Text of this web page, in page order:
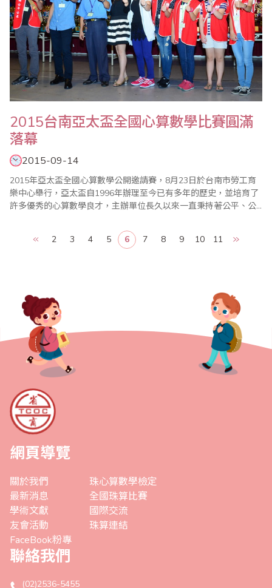
2015台南亞太盃全國心算數學比賽圓滿
落幕
2015-09-14
2015年亞太盃全國心算數學公開邀請賽，8月23日於台南市勞工育
樂中心舉行，亞太盃自1996年辦理至今已有多年的歷史，並培育了
許多優秀的心算數學良才，主辦單位長久以來一直秉持著公平、公
年特別提高錄取率外,除前四名選手獲頒獎盃、獎狀外, 各組榮獲前十
2 3 4 5 6 7 8 9 10 11
網頁導覽
關於我們
最新消息
學術文獻
友會活動
FaceBook粉專
珠心算數學檢定
全國珠算比賽
國際交流
珠算連結
聯絡我們
(02)2536-5455